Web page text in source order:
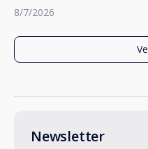
8/7/2026
Newsletter